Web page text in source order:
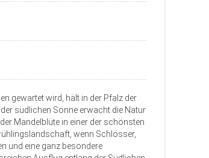
gewartet wird, hält in der Pfalz der
südlichen Sonne erwacht die Natur
Mandelblüte in einer der schönsten
wenn Schlösser,
und eine ganz besondere